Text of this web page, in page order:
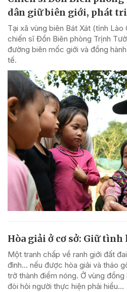
dân giữ biên giới, phát
Tại xã vùng biên Bát Xát (tỉnh Lào
chiến sĩ Đồn Biên phòng Trịnh
đường biên mốc giới và đồng
tế.
Hòa giải ở cơ sở: Giữ
Một tranh chấp về ranh giới đất
đình... nếu được hòa giải và tháo
trở thành điểm nóng. Ở vùng
đòi hỏi người thực hiện phải hiểu...